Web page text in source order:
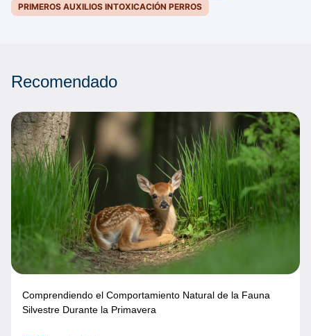
PRIMEROS AUXILIOS INTOXICACIÓN PERROS
Recomendado
Comprendiendo el Comportamiento Natural de la Fauna
Silvestre Durante la Primavera